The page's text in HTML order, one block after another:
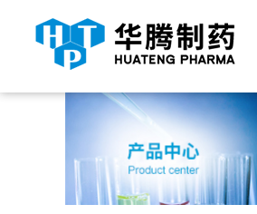
当前位置： 首页 产品中心